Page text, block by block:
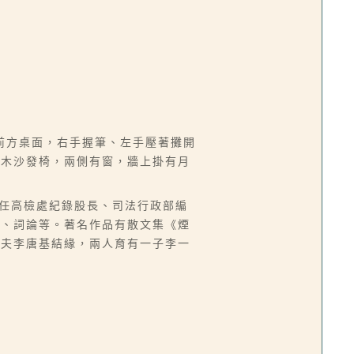
桌面，右手握筆、左手壓著攤開
沙發椅，兩側有窗，牆上掛有月
高檢處紀錄股長、司法行政部編
詞論等。著名作品有散文集《煙
李唐基結緣，兩人育有一子李一